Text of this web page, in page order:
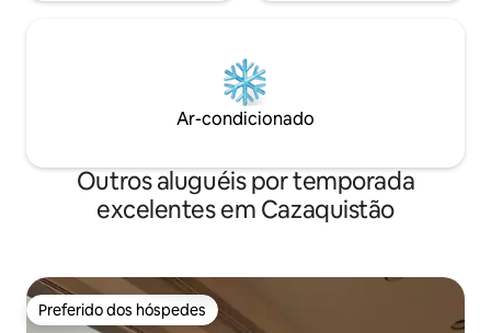
Ar-condicionado
Outros aluguéis por temporada
excelentes em Cazaquistão
Preferido dos hóspedes
Preferido dos hóspedes